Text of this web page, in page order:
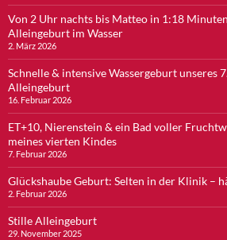
Von 2 Uhr nachts bis Matteo in 1:18
Alleingeburt im Wasser
2. März 2026
Schnelle & intensive Wassergeburt unseres
Alleingeburt
16. Februar 2026
ET+10, Nierenstein & ein Bad voller
meines vierten Kindes
7. Februar 2026
Glückshaube Geburt: Selten in der Klinik –
2. Februar 2026
Stille Alleingeburt
29. November 2025